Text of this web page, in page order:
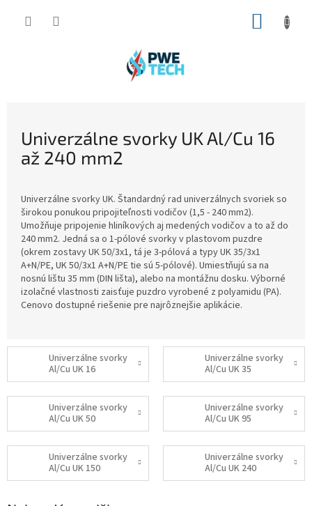
Univerzálne svorky UK Al/Cu 16
až 240 mm2
Univerzálne svorky UK. Štandardný rad univerzálnych svoriek so
širokou ponukou pripojiteľnosti vodičov (1,5 - 240 mm2).
Umožňuje pripojenie hliníkových aj medených vodičov a to až do
240 mm2. Jedná sa o 1-pólové svorky v plastovom puzdre
(okrem zostavy UK 50/3x1, tá je 3-pólová a typy UK 35/3x1
A+N/PE, UK 50/3x1 A+N/PE tie sú 5-pólové). Umiestňujú sa na
nosnú lištu 35 mm (DIN lišta), alebo na montážnu dosku. Výborné
izolačné vlastnosti zaisťuje puzdro vyrobené z polyamidu (PA).
Cenovo dostupné riešenie pre najrôznejšie aplikácie.
Univerzálne svorky
Al/Cu UK 16
Univerzálne svorky
Al/Cu UK 35
Univerzálne svorky
Al/Cu UK 50
Univerzálne svorky
Al/Cu UK 95
Univerzálne svorky
Al/Cu UK 150
Univerzálne svorky
Al/Cu UK 240